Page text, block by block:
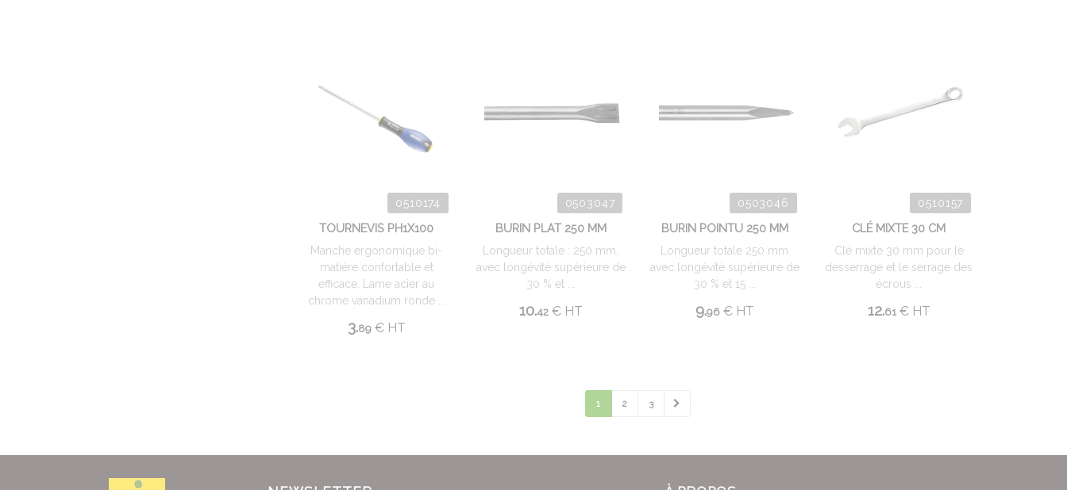
0510174
TOURNEVIS PH1X100
Manche ergonomique bi-
matière confortable et
efficace. Lame acier au
chrome vanadium ronde ...
3.89 €HT
0503047
BURIN PLAT 250 MM
Longueur totale : 250 mm,
avec longévité supérieure de
30 % et ...
10.42 €HT
0503046
BURIN POINTU 250 MM
Longueur totale 250 mm
avec longévité supérieure de
30 % et 15 ...
9.96 €HT
0510157
CLÉ MIXTE 30 CM
Clé mixte 30 mm pour le
desserrage et le serrage des
écrous ...
12.61 €HT
1 2 3